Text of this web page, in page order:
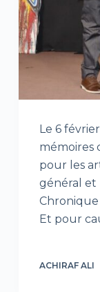
Le 6
mémoires
pour les
général et
Chronique
Et pour
ACHIRAF ALI